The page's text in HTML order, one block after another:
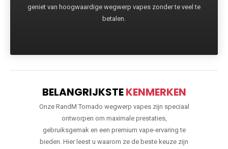
geniet van hoogwaardige wegwerp vapes zonder te veel te
betalen.
BELANGRIJKSTEKENMERKEN
Onze RandM Tornado wegwerp vapes zijn speciaal
ontworpen om maximale prestaties,
gebruiksgemak en een premium vape-ervaring te
bieden. Hier leest u waarom ze de beste keuze zijn